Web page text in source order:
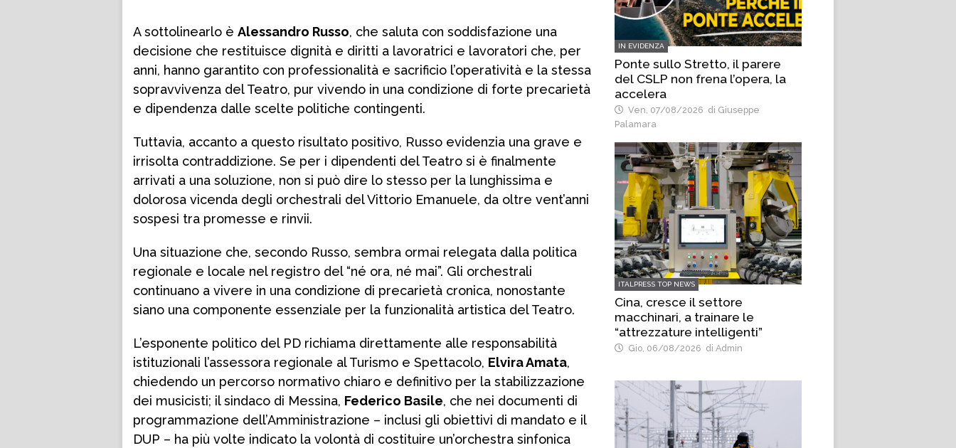
A sottolinearlo è Alessandro Russo, che saluta con soddisfazione una
decisione che restituisce dignità e diritti a lavoratrici e lavoratori che, per
anni, hanno garantito con professionalità e sacrificio l’operatività e la stessa
sopravvivenza del Teatro, pur vivendo in una condizione di forte precarietà
e dipendenza dalle scelte politiche contingenti.
Tuttavia, accanto a questo risultato positivo, Russo evidenzia una grave e
irrisolta contraddizione. Se per i dipendenti del Teatro si è finalmente
arrivati a una soluzione, non si può dire lo stesso per la lunghissima e
dolorosa vicenda degli orchestrali del Vittorio Emanuele, da oltre vent’anni
sospesi tra promesse e rinvii.
Una situazione che, secondo Russo, sembra ormai relegata dalla politica
regionale e locale nel registro del “né ora, né mai”. Gli orchestrali
continuano a vivere in una condizione di precarietà cronica, nonostante
siano una componente essenziale per la funzionalità artistica del Teatro.
L’esponente politico del PD richiama direttamente alle responsabilità
istituzionali l’assessora regionale al Turismo e Spettacolo, Elvira Amata,
chiedendo un percorso normativo chiaro e definitivo per la stabilizzazione
dei musicisti; il sindaco di Messina, Federico Basile, che nei documenti di
programmazione dell’Amministrazione – inclusi gli obiettivi di mandato e il
DUP – ha più volte indicato la volontà di costituire un’orchestra sinfonica
IN EVIDENZA
Ponte sullo Stretto, il parere
del CSLP non frena l’opera, la
accelera
Ven, 07/08/2026 di Giuseppe
Palamara
ITALPRESS TOP NEWS
Cina, cresce il settore
macchinari, a trainare le
“attrezzature intelligenti”
Gio, 06/08/2026 di Admin